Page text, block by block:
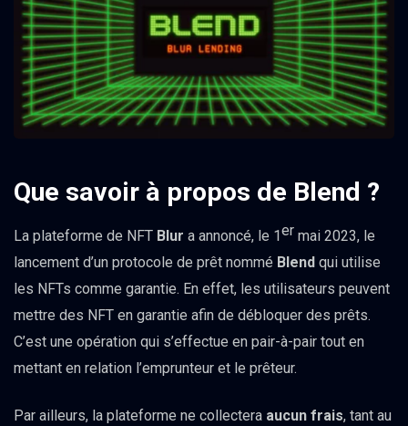
Que savoir à propos de Blend ?
La plateforme de NFT Blur a annoncé, le 1er mai 2023, le
lancement d’un protocole de prêt nommé Blend qui utilise
les NFTs comme garantie. En effet, les utilisateurs peuvent
mettre des NFT en garantie afin de débloquer des prêts.
C’est une opération qui s’effectue en pair-à-pair tout en
mettant en relation l’emprunteur et le prêteur.
Par ailleurs, la plateforme ne collectera aucun frais, tant au